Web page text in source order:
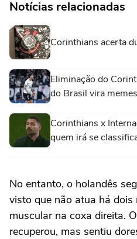
Notícias relacionadas
Corinthians acerta
Eliminação do
do Brasil vira
Corinthians x
quem irá se
No entanto, o holandês
visto que não atua há dois
muscular na coxa direita.
recuperou, mas sentiu